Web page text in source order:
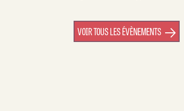
VOIR TOUS LES ÉVÈNEMENTS